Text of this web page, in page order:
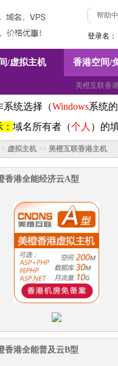
帮助
登录名：
/虚拟主机 香港空间/
美橙互联香
系统选择（Windows系统
域名所有者（个人 ）的
虚拟主机 >> 美橙互联香港主机
香港全能经济云A型
香港全能普及云B型